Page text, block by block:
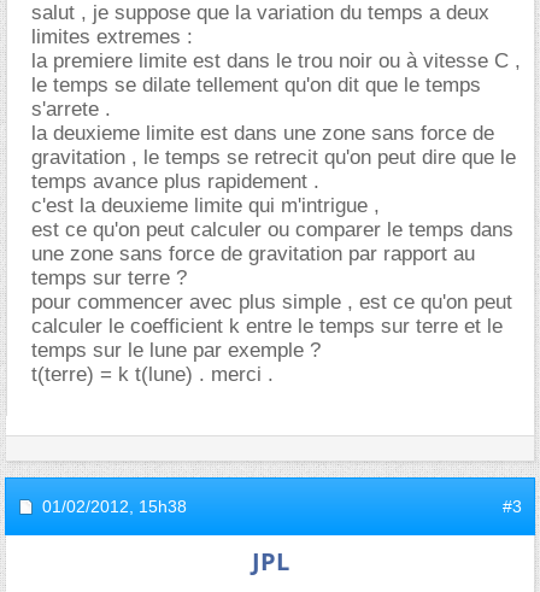
salut , je suppose que la variation du temps a deux
limites extremes :
la premiere limite est dans le trou noir ou à vitesse C ,
le temps se dilate tellement qu'on dit que le temps
s'arrete .
la deuxieme limite est dans une zone sans force de
gravitation , le temps se retrecit qu'on peut dire que le
temps avance plus rapidement .
c'est la deuxieme limite qui m'intrigue ,
est ce qu'on peut calculer ou comparer le temps dans
une zone sans force de gravitation par rapport au
temps sur terre ?
pour commencer avec plus simple , est ce qu'on peut
calculer le coefficient k entre le temps sur terre et le
temps sur le lune par exemple ?
t(terre) = k t(lune) . merci .
01/02/2012, 15h38 #3
JPL